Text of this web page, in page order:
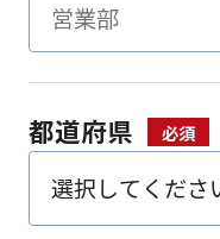
都道府県